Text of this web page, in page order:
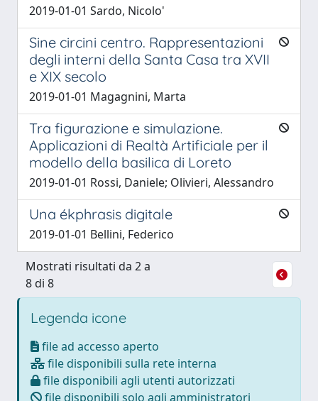
2019-01-01 Sardo, Nicolo'
Sine circini centro. Rappresentazioni
degli interni della Santa Casa tra XVII
e XIX secolo
2019-01-01 Magagnini, Marta
Tra figurazione e simulazione.
Applicazioni di Realtà Artificiale per il
modello della basilica di Loreto
2019-01-01 Rossi, Daniele; Olivieri, Alessandro
Una ékphrasis digitale
2019-01-01 Bellini, Federico
Mostrati risultati da 2 a
8 di 8
Legenda icone
file ad accesso aperto
file disponibili sulla rete interna
file disponibili agli utenti autorizzati
file disponibili solo agli amministratori